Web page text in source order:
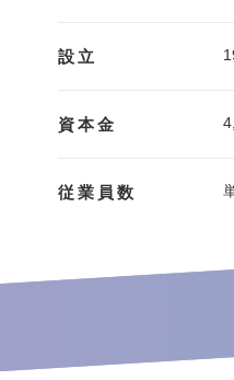
設立
資本金
従業員数